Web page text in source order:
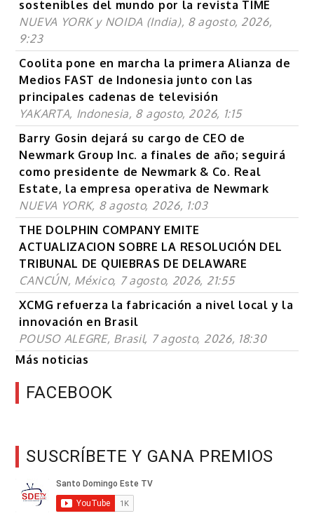
sostenibles del mundo por la revista TIME
NUEVA YORK y NOIDA (India), 8 agosto, 2026,
9:23
Coolita pone en marcha la primera Alianza de
Medios FAST de Indonesia junto con las
principales cadenas de televisión
YAKARTA, Indonesia, 8 agosto, 2026, 1:15
Barry Gosin dejará su cargo de CEO de
Newmark Group Inc. a finales de año; seguirá
como presidente de Newmark & Co. Real
Estate, la empresa operativa de Newmark
NUEVA YORK, 8 agosto, 2026, 1:03
THE DOLPHIN COMPANY EMITE
ACTUALIZACION SOBRE LA RESOLUCIÓN DEL
TRIBUNAL DE QUIEBRAS DE DELAWARE
CANCÚN, México, 7 agosto, 2026, 21:55
XCMG refuerza la fabricación a nivel local y la
innovación en Brasil
POUSO ALEGRE, Brasil, 7 agosto, 2026, 18:30
Más noticias
FACEBOOK
SUSCRÍBETE Y GANA PREMIOS